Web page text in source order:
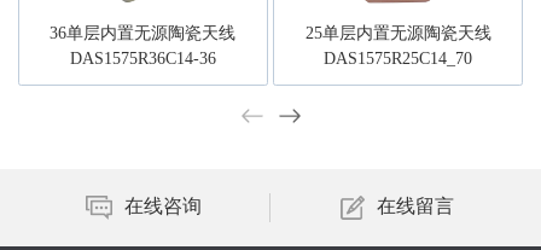
36单层内置无源陶瓷天线
DAS1575R36C14-36
25单层内置无源陶瓷天线
DAS1575R25C14_70
在线咨询 在线留言